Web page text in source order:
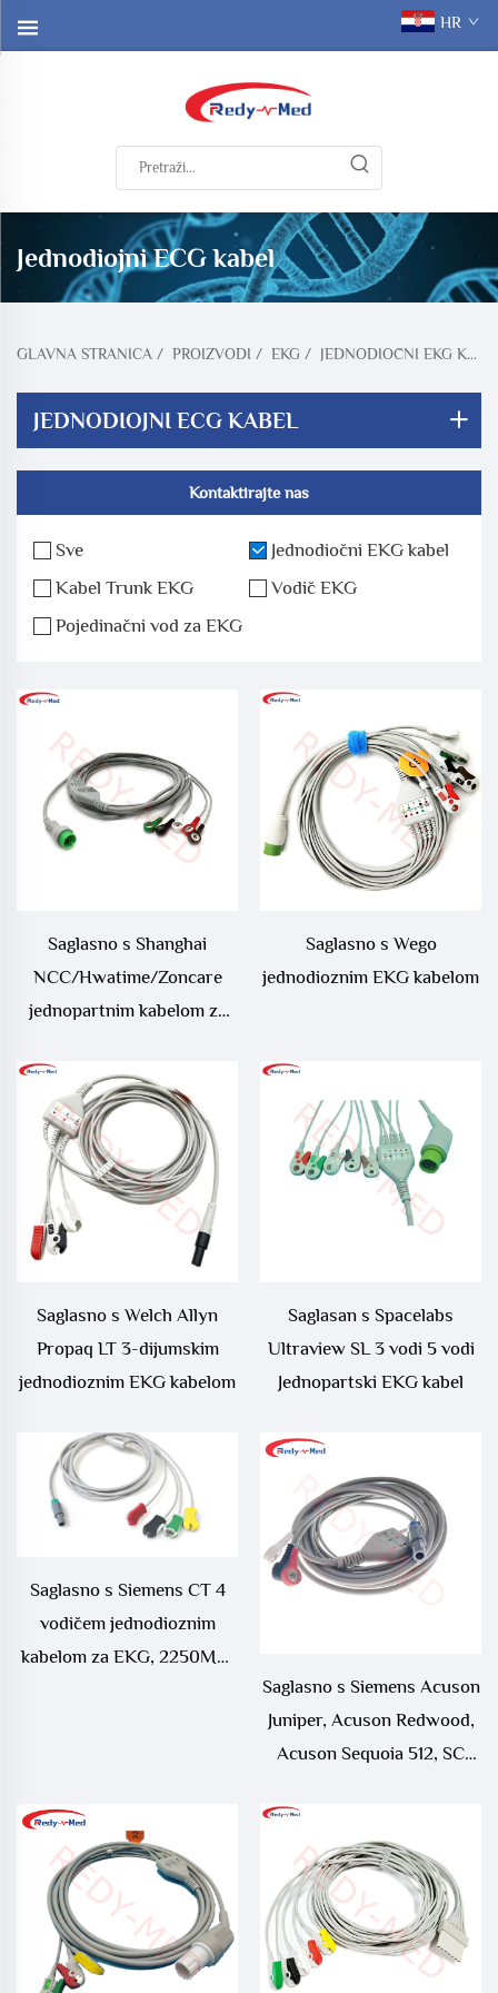
HR
Jednodiojni ECG kabel
GLAVNA STRANICA / PROIZVODI / EKG / JEDNODIOČNI EKG KABEL
JEDNODIOJNI ECG KABEL
Kontaktirajte nas
Sve
Jednodiočni EKG kabel
Kabel Trunk EKG
Vodič EKG
Pojedinačni vod za EKG
Saglasno s Shanghai
NCC/Hwatime/Zoncare
jednopartnim kabelom za
Saglasno s Wego
jednodioznim EKG kabelom
Saglasno s Welch Allyn
Propaq LT 3-dijumskim
jednodioznim EKG kabelom
Saglasan s Spacelabs
Ultraview SL 3 vodi 5 vodi
Jednopartski EKG kabel
Saglasno s Siemens CT 4
vodičem jednodioznim
kabelom za EKG, 2250MM
Saglasno s Siemens Acuson
Juniper, Acuson Redwood,
Acuson Sequoia 512, SC
Somatom Sensation 3
vodiča jednodioznim
kabelom za EKG